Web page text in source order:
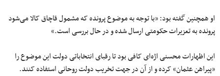
او همچنین گفته بود: «با توجه به موضوع پرونده که مشمول قاچاق کالا می‌شود
پرونده به تعزیرات حکومتیارسالشدهو در حال بررسی است.»
این اظهارات محسنیاژه‌ایکافی بود تا رقبای انتخاباتی دولت این موضوع را
«پیراهن عثمان» کرده و از آن در جهت تخریب دولت روحانی استفاده کنند.